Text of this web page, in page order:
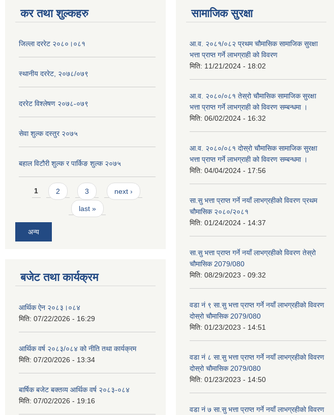
कर तथा शुल्कहरु
जिल्ला दररेट २०८०।०८१
स्थानीय दररेट, २०७८/०७९
दररेट विश्लेषण २०७८-०७९
सेवा शुल्क दस्तुर २०७५
बहाल विटौरी शुल्क र पार्किङ शुल्क २०७५
Pages
1 2 3 next ›
last »
अन्य
बजेट तथा कार्यक्रम
आर्थिक ऐन २०८३।०८४
मिति: 07/22/2026 - 16:29
आर्थिक वर्ष २०८३/०८४ को नीति तथा कार्यक्रम
मिति: 07/20/2026 - 13:34
बार्षिक बजेट बक्तव्य आर्थिक वर्ष २०८३-०८४
मिति: 07/02/2026 - 19:16
सामाजिक सुरक्षा
आ.व. २०८१/०८२ प्रथम चौमासिक सामाजिक सुरक्षा
भत्ता प्राप्त गर्ने लाभग्राही को विवरण
मिति: 11/21/2024 - 18:02
आ.व. २०८०/०८१ तेस्रो चौमासिक सामाजिक सुरक्षा
भत्ता प्राप्त गर्ने लाभग्राही को विवरण सम्बन्धमा ।
मिति: 06/02/2024 - 16:32
आ.व. २०८०/०८१ दोस्रो चौमासिक सामाजिक सुरक्षा
भत्ता प्राप्त गर्ने लाभग्राही को विवरण सम्बन्धमा ।
मिति: 04/04/2024 - 17:56
सा.सु भत्ता प्राप्त गर्ने नयाँ लाभग्रहीको विवरण प्रथम
चौमासिक २०८०/२०८१
मिति: 01/24/2024 - 14:37
सा.सु भत्ता प्राप्त गर्ने नयाँ लाभग्रहीको विवरण तेस्रो
चौमासिक 2079/080
मिति: 08/29/2023 - 09:32
वडा नं ९ सा.सु भत्ता प्राप्त गर्ने नयाँ लाभग्रहीको विवरण
दोस्रो चौमासिक 2079/080
मिति: 01/23/2023 - 14:51
वडा नं ८ सा.सु भत्ता प्राप्त गर्ने नयाँ लाभग्रहीको विवरण
दोस्रो चौमासिक 2079/080
मिति: 01/23/2023 - 14:50
वडा नं ७ सा.सु भत्ता प्राप्त गर्ने नयाँ लाभग्रहीको विवरण